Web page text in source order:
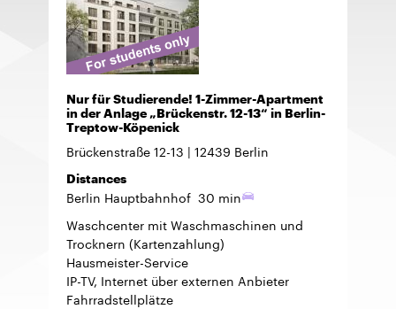
Nur für Studierende! 1-Zimmer-Apartment
in der Anlage „Brückenstr. 12-13“ in Berlin-
Treptow-Köpenick
Brückenstraße 12-13 12439 Berlin
Distances
Berlin Hauptbahnhof 30 min
Waschcenter mit Waschmaschinen und
Trocknern (Kartenzahlung)
Hausmeister-Service
IP-TV, Internet über externen Anbieter
Fahrradstellplätze